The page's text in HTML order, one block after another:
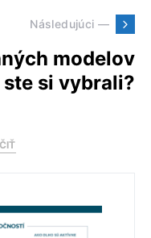
Následujúci —
modelov
ste si vybrali?